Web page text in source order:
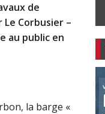
de
Corbusier –
au public en
la barge «